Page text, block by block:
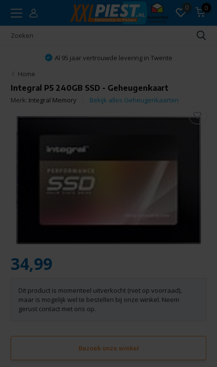
0 0
Al 95 jaar vertrouwde levering in Twente
Home
Integral P5 240GB SSD - Geheugenkaart
Merk: Integral Memory Bekijk alles Geheugenkaarten
34,99
Dit product is momenteel uitverkocht (niet op voorraad),
maar is mogelijk wel te bestellen bij onze winkel. Neem
gerust contact met ons op.
Bezoek onze winkel